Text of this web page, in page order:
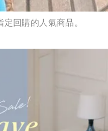
回購的人氣商品。